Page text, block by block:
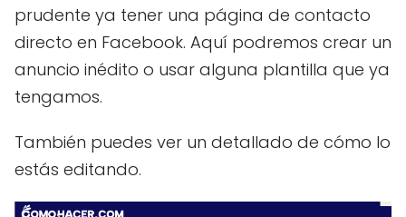
prudente ya tener una página de contacto
directo en Facebook. Aquí podremos crear un
anuncio inédito o usar alguna plantilla que ya
tengamos.
También puedes ver un detallado de cómo lo
estás editando.